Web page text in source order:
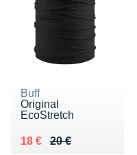
Buff
Original
EcoStretch
20 €
Au lieu de 20 €
18 €
Vendu 18 €